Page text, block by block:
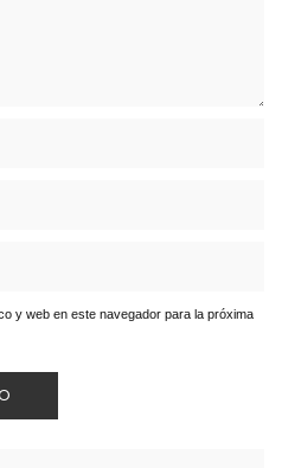
y web en este navegador para la próxima